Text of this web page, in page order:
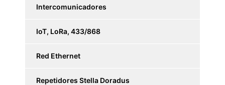
Intercomunicadores
IoT, LoRa, 433/868
Red Ethernet
Repetidores Stella Doradus